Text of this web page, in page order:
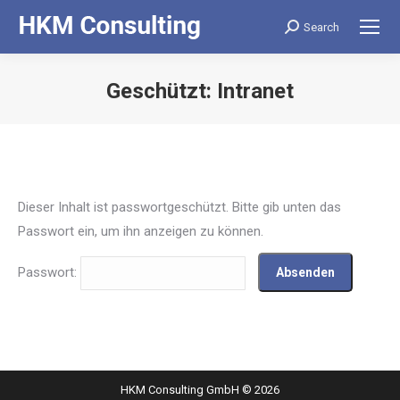
Search:
Search
Geschützt: Intranet
Dieser Inhalt ist passwortgeschützt. Bitte gib unten das
Passwort ein, um ihn anzeigen zu können.
Passwort:
HKM Consulting GmbH © 2026